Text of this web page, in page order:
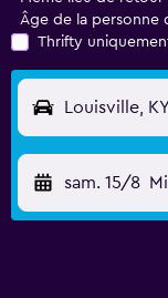
Âge de la personne
Thrifty
sam. 15/8